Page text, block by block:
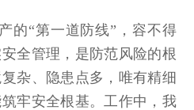
的“第一道防线”，容不得
全管理，是防范风险的根
杂、隐患点多，唯有精细
牢安全根基。工作中，我